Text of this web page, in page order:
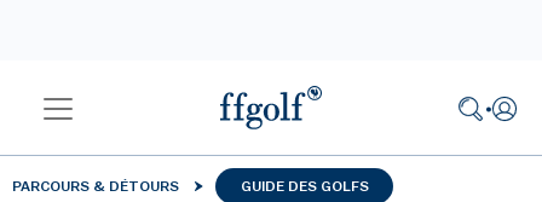
PARCOURS & DÉTOURS GUIDE DES GOLFS